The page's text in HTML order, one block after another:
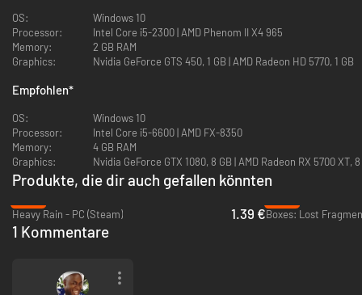
OS:
Windows 10
Processor:
Intel Core i5-2300 | AMD Phenom II X4 965
Memory:
2 GB RAM
Graphics:
Nvidia GeForce GTS 450, 1 GB | AMD Radeon HD 5770, 1 GB
Empfohlen*
OS:
Windows 10
Processor:
Intel Core i5-6600 | AMD FX-8350
Memory:
4 GB RAM
Graphics:
Nvidia GeForce GTX 1080, 8 GB | AMD Radeon RX 5700 XT, 8
Produkte, die dir auch gefallen könnten
Heavy Rain - PC (Steam)
1.39 €Boxes: Lost
1 Kommentare